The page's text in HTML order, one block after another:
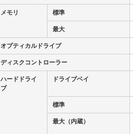
メモリ 標準
最大
オプティカルドライブ
ディスクコントローラー
ハードドライ
ブ
ドライブベイ
標準
最大（内蔵）